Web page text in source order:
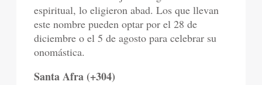
espiritual, lo eligieron abad. Los que llevan
este nombre pueden optar por el 28 de
diciembre o el 5 de agosto para celebrar su
onomástica.
Santa Afra (+304)